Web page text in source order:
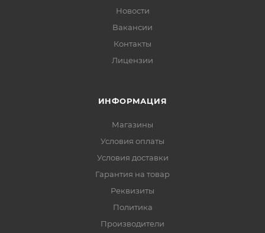
Новости
Вакансии
Контакты
Лицензии
ИНФОРМАЦИЯ
Магазины
Условия оплаты
Условия доставки
Гарантия на товар
Реквизиты
Политика
Производители